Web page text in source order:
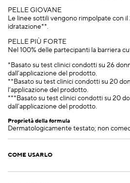
PELLE GIOVANE
Le linee sottili vengono rimpolpate con il
idratazione**.
PELLE PIÙ FORTE
Nel 100% delle partecipanti la barriera
*Basato su test clinici condotti su 26
dall’applicazione del prodotto.
**Basato su test clinici condotti su 20
l’applicazione del prodotto.
***Basato su test clinici condotti su 20
dall’applicazione del prodotto.
Proprietà della formula
Dermatologicamente testato; non
COME USARLO